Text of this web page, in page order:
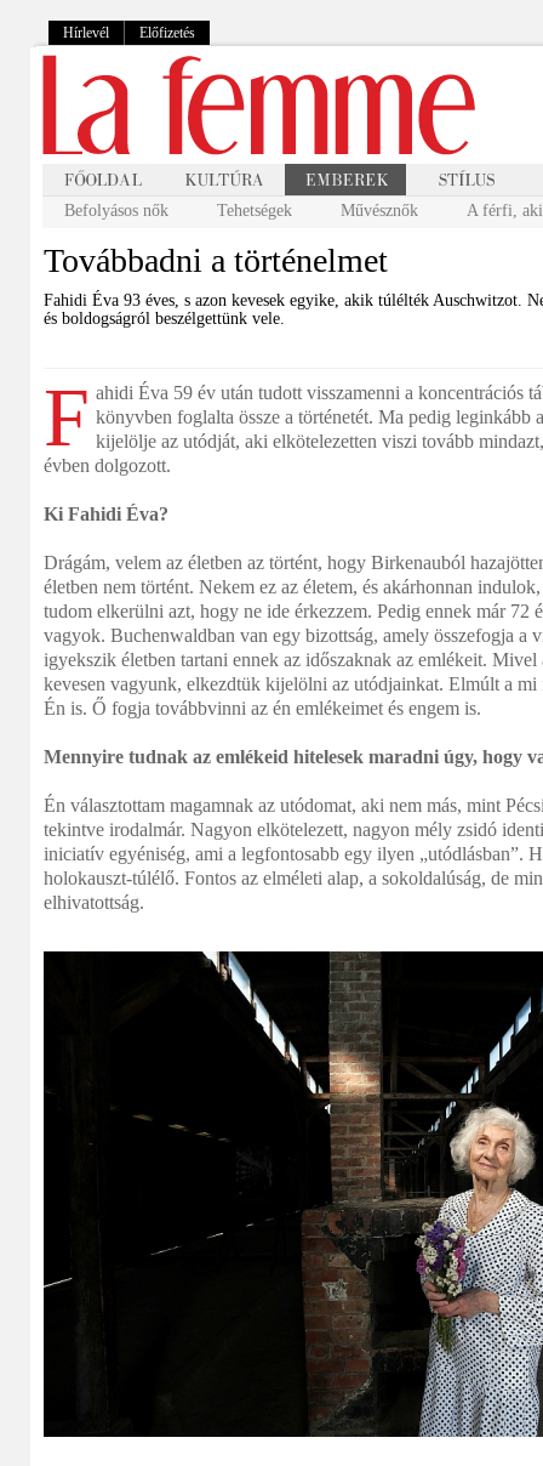
Hírlevél Előfizetés
Befolyásos nők Tehetségek Művésznők A férfi, aki
Továbbadni a történelmet
Fahidi Éva 93 éves, s azon kevesek egyike, akik túlélték Auschwitzot.
és boldogságról beszélgettünk vele.
F ahidi Éva 59 év után tudott visszamenni a koncentrációs
könyvben foglalta össze a történetét. Ma pedig leginkább
kijelölje az utódját, aki elkötelezetten viszi tovább
évben dolgozott.
Ki Fahidi Éva?
Drágám, velem az életben az történt, hogy Birkenauból
életben nem történt. Nekem ez az életem, és akárhonnan
tudom elkerülni azt, hogy ne ide érkezzem. Pedig ennek már 72
vagyok. Buchenwaldban van egy bizottság, amely összefogja a
igyekszik életben tartani ennek az időszaknak az emlékeit.
kevesen vagyunk, elkezdtük kijelölni az utódjainkat. Elmúlt a
Én is. Ő fogja továbbvinni az én emlékeimet és engem is.
Mennyire tudnak az emlékeid hitelesek maradni úgy, hogy
Én választottam magamnak az utódomat, aki nem más, mint
tekintve irodalmár. Nagyon elkötelezett, nagyon mély zsidó
iniciatív egyéniség, ami a legfontosabb egy ilyen „utódlásban”.
holokauszt-túlélő. Fontos az elméleti alap, a sokoldalúság, de
elhivatottság.